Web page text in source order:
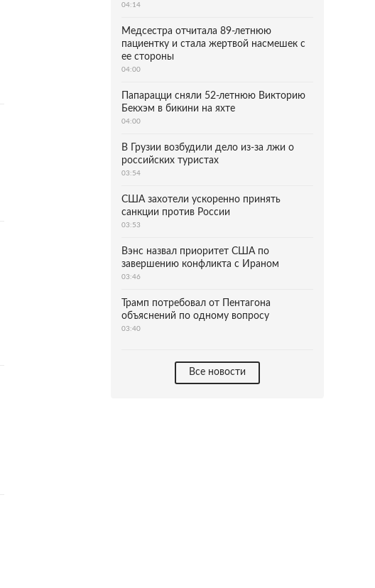
04:14
Медсестра отчитала 89-летнюю
пациентку и стала жертвой насмешек с
ее стороны
04:00
Папарацци сняли 52-летнюю Викторию
Бекхэм в бикини на яхте
04:00
В Грузии возбудили дело из-за лжи о
российских туристах
03:54
США захотели ускоренно принять
санкции против России
03:53
Вэнс назвал приоритет США по
завершению конфликта с Ираном
03:46
Трамп потребовал от Пентагона
объяснений по одному вопросу
03:40
Все новости